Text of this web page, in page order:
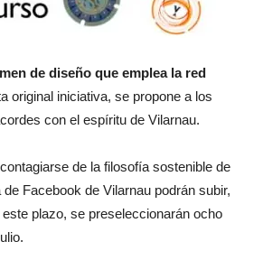
de diseño que emplea la red
original iniciativa, se propone a los
con el espíritu de Vilarnau.
de la filosofía sostenible de
Facebook de Vilarnau podrán subir,
este plazo, se preseleccionarán ocho